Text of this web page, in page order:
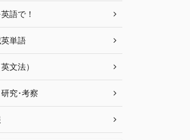
語で！
単語
文法）
研究･考察